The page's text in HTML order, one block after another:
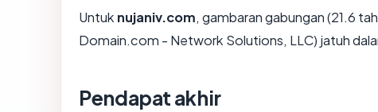
Untuk nujaniv.com, gambaran gabungan (21.6
Domain.com - Network Solutions, LLC) jatuh
Pendapat akhir